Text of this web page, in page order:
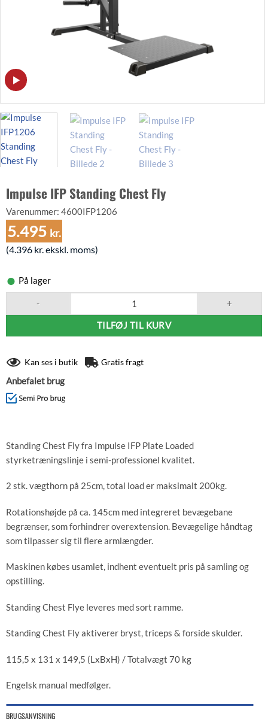
Impulse IFP Standing Chest Fly
Varenummer: 4600IFP1206
5.495 kr.
(4.396 kr.ekskl. moms)
På lager
TILFØJ TIL KURV
Kan ses i butik Gratis fragt
Anbefalet brug
Standing Chest Fly fra Impulse IFP Plate Loaded
styrketræningslinje i semi-professionel kvalitet.
2 stk. vægthorn på 25cm, total load er maksimalt 200kg.
Rotationshøjde på ca. 145cm med integreret bevægebane
begrænser, som forhindrer overextension. Bevægelige håndtag
som tilpasser sig til flere armlængder.
Maskinen købes usamlet, indhent eventuelt pris på samling og
opstilling.
Standing Chest Flye leveres med sort ramme.
Standing Chest Fly aktiverer bryst, triceps & forside skulder.
115,5 x 131 x 149,5 (LxBxH) / Totalvægt 70 kg
Engelsk manual medfølger.
BRUGSANVISNING